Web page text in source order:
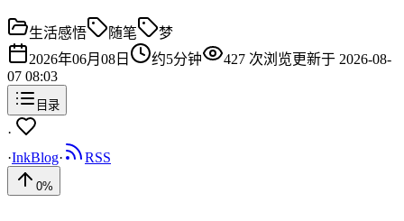
生活感悟 随笔
梦
2026年06月08日
约5分钟 427 次浏览更新于 2026-08-
07 08:03
目录
·
·InkBlog· RSS
0%